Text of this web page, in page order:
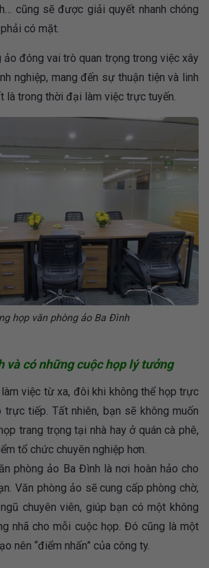
cũng sẽ được giải quyết nhanh chóng
có mặt.
ảo đóng vai trò quan trọng trong việc xây
nghiệp, mang đến sự thuận tiện và linh
là trong thời đại làm việc trực tuyến.
họp văn phòng ảo Ba Đình
và có những cuộc họp lý tưởng
việc từ xa, đôi khi không thể họp trực
trực tiếp. Tất nhiên, bạn sẽ không muốn
trang trọng tại nhà hay ở quán cà phê,
tổ chức chuyên nghiệp hơn.
phòng ảo Ba Đình là nơi hoàn hảo cho
Văn phòng ảo sẽ cung cấp phòng chờ,
chuyên viên, giúp bạn có một không
nhã cho mỗi cuộc họp. Đó cũng là một
nên “điểm nhấn” của công ty.